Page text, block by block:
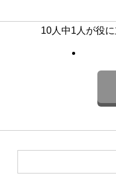
10人中1人が役